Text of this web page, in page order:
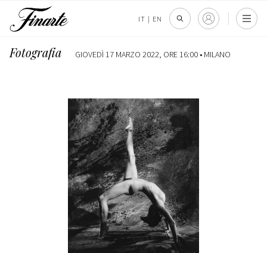
IT | EN
Fotografia GIOVEDÌ 17 MARZO 2022, ORE 16:00 • MILANO